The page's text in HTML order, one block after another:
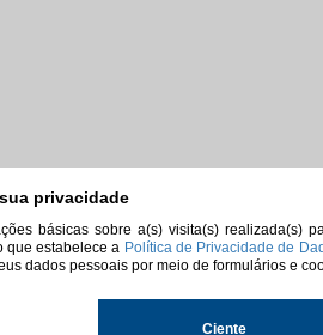
privacidade
básicas sobre a(s) visita(s) realizada(s)
que estabelece a Política de Privacidade de
dados pessoais por meio de formulários e
Ciente